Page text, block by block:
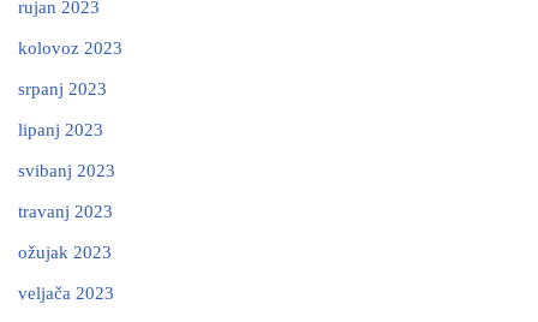
rujan 2023
kolovoz 2023
srpanj 2023
lipanj 2023
svibanj 2023
travanj 2023
ožujak 2023
veljača 2023